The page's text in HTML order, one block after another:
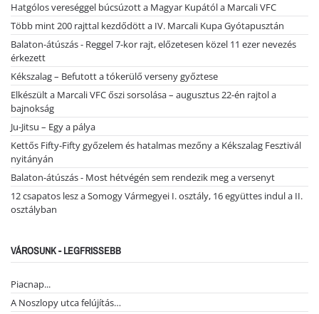
Hatgólos vereséggel búcsúzott a Magyar Kupától a Marcali VFC
Több mint 200 rajttal kezdődött a IV. Marcali Kupa Gyótapusztán
Balaton-átúszás - Reggel 7-kor rajt, előzetesen közel 11 ezer nevezés
érkezett
Kékszalag – Befutott a tókerülő verseny győztese
Elkészült a Marcali VFC őszi sorsolása – augusztus 22-én rajtol a
bajnokság
Ju-Jitsu – Egy a pálya
Kettős Fifty-Fifty győzelem és hatalmas mezőny a Kékszalag Fesztivál
nyitányán
Balaton-átúszás - Most hétvégén sem rendezik meg a versenyt
12 csapatos lesz a Somogy Vármegyei I. osztály, 16 együttes indul a II.
osztályban
VÁROSUNK - LEGFRISSEBB
Piacnap...
A Noszlopy utca felújítás…